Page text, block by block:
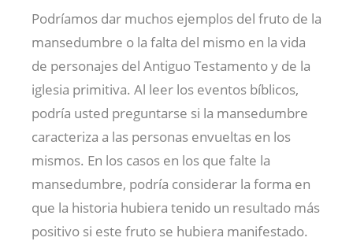
Podríamos dar muchos ejemplos del fruto de la
mansedumbre o la falta del mismo en la vida
de personajes del Antiguo Testamento y de la
iglesia primitiva. Al leer los eventos bíblicos,
podría usted preguntarse si la mansedumbre
caracteriza a las personas envueltas en los
mismos. En los casos en los que falte la
mansedumbre, podría considerar la forma en
que la historia hubiera tenido un resultado más
positivo si este fruto se hubiera manifestado.